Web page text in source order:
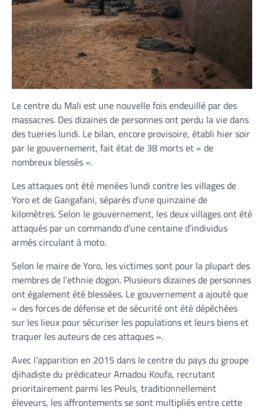
Le centre du Mali est une nouvelle fois endeuillé par des
massacres. Des dizaines de personnes ont perdu la vie dans
des tueries lundi. Le bilan, encore provisoire, établi hier soir
par le gouvernement, fait état de 38 morts et « de
nombreux blessés ».
Les attaques ont été menées lundi contre les villages de
Yoro et de Gangafani, séparés d’une quinzaine de
kilomètres. Selon le gouvernement, les deux villages ont été
attaqués par un commando d’une centaine d’individus
armés circulant à moto.
Selon le maire de Yoro, les victimes sont pour la plupart des
membres de l’ethnie dogon. Plusieurs dizaines de personnes
ont également été blessées. Le gouvernement a ajouté que
« des forces de défense et de sécurité ont été dépêchées
sur les lieux pour sécuriser les populations et leurs biens et
traquer les auteurs de ces attaques ».
Avec l’apparition en 2015 dans le centre du pays du groupe
djihadiste du prédicateur Amadou Koufa, recrutant
prioritairement parmi les Peuls, traditionnellement
éleveurs, les affrontements se sont multipliés entre cette